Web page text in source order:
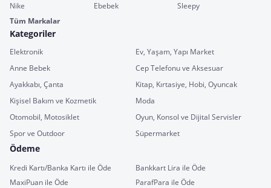
Nike
Ebebek
Sleepy
Tüm Markalar
Kategoriler
Elektronik
Ev, Yaşam, Yapı Market
Anne Bebek
Cep Telefonu ve Aksesuar
Ayakkabı, Çanta
Kitap, Kırtasiye, Hobi, Oyuncak
Kişisel Bakım ve Kozmetik
Moda
Otomobil, Motosiklet
Oyun, Konsol ve Dijital Servisler
Spor ve Outdoor
Süpermarket
Ödeme
Kredi Kartı/Banka Kartı ile Öde
Bankkart Lira ile Öde
MaxiPuan ile Öde
ParafPara ile Öde